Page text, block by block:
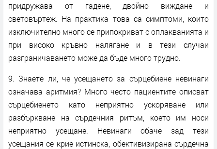
придружава от гадене, двойно виждане и
световъртеж. На практика това са симптоми, които
изключително много се припокриват с оплакванията и
при високо кръвно налягане и в тези случаи
разграничаването може да бъде много трудно.
9. Знаете ли, че усещането за сърцебиене невинаги
означава аритмия? Много често пациентите описват
сърцебиенето като неприятно ускоряване или
разбъркване на сърдечния ритъм, което им носи
неприятно усещане. Невинаги обаче зад тези
усещания се крие истинска, обективизирана сърдечна